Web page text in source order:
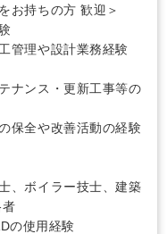
お持ちの方 歓迎＞
管理や設計業務経験
ナンス・更新工事等の
保全や改善活動の経験
、ボイラー技士、建築
の使用経験